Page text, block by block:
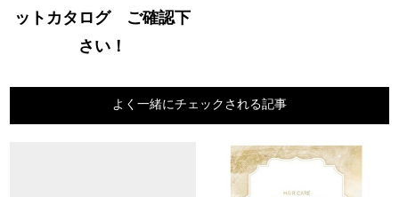
ットカタログ ご確認下
さい！
よく一緒にチェックされる記事